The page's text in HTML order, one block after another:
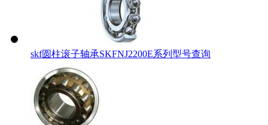
skf圆柱滚子轴承SKFNJ2200E系列型号查询